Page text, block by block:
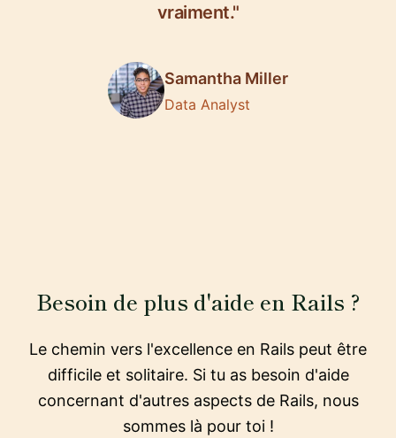
vraiment."
Samantha Miller
Data Analyst
Besoin de plus d'aide en Rails ?
Le chemin vers l'excellence en Rails peut être
difficile et solitaire. Si tu as besoin d'aide
concernant d'autres aspects de Rails, nous
sommes là pour toi !